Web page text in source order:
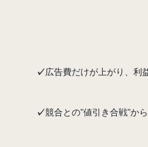
✓広告費だけが上がり、利
✓競合との"値引き合戦"か